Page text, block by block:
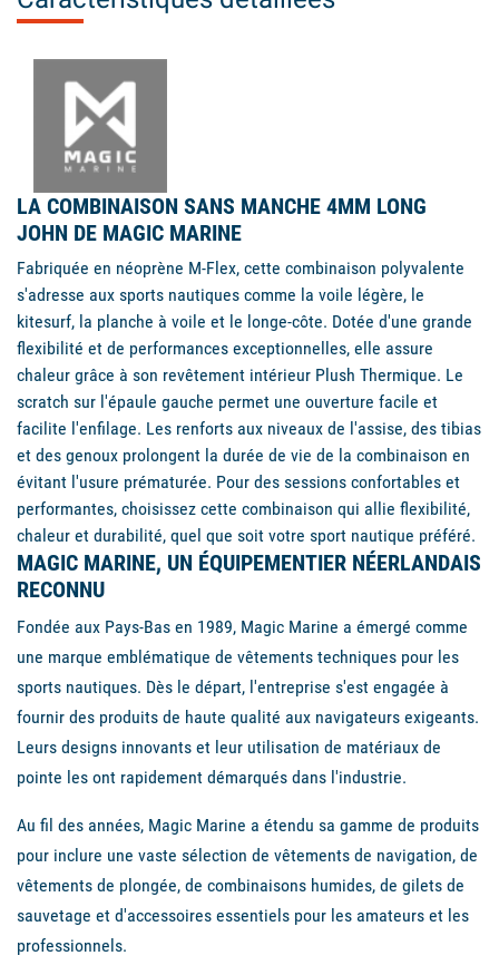
LA COMBINAISON SANS MANCHE 4MM LONG
JOHN DE MAGIC MARINE
Fabriquée en néoprène M-Flex, cette combinaison polyvalente
s'adresse aux sports nautiques comme la voile légère, le
kitesurf, la planche à voile et le longe-côte. Dotée d'une grande
flexibilité et de performances exceptionnelles, elle assure
chaleur grâce à son revêtement intérieur Plush Thermique. Le
scratch sur l'épaule gauche permet une ouverture facile et
facilite l'enfilage. Les renforts aux niveaux de l'assise, des tibias
et des genoux prolongent la durée de vie de la combinaison en
évitant l'usure prématurée. Pour des sessions confortables et
performantes, choisissez cette combinaison qui allie flexibilité,
chaleur et durabilité, quel que soit votre sport nautique préféré.
MAGIC MARINE, UN ÉQUIPEMENTIER NÉERLANDAIS
RECONNU
Fondée aux Pays-Bas en 1989, Magic Marine a émergé comme
une marque emblématique de vêtements techniques pour les
sports nautiques. Dès le départ, l'entreprise s'est engagée à
fournir des produits de haute qualité aux navigateurs exigeants.
Leurs designs innovants et leur utilisation de matériaux de
pointe les ont rapidement démarqués dans l'industrie.
Au fil des années, Magic Marine a étendu sa gamme de produits
pour inclure une vaste sélection de vêtements de navigation, de
vêtements de plongée, de combinaisons humides, de gilets de
sauvetage et d'accessoires essentiels pour les amateurs et les
professionnels.